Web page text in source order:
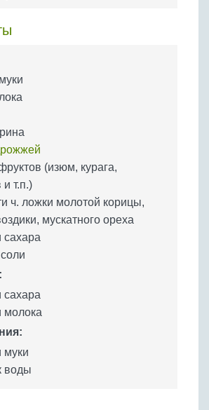
(изюм, курага,
т.п.)
ч. ложки молотой корицы,
мускатного ореха
сахара
сахара
молока
муки
воды